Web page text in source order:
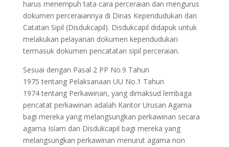
harus menempuh tata cara perceraian dan mengurus
dokumen perceraiannya di Dinas Kependudukan dan
Catatan Sipil (Disdukcapil). Disdukcapil didapuk untuk
melakukan pelayanan dokumen kependudukan
termasuk dokumen pencatatan sipil perceraian.
Sesuai dengan Pasal 2 PP No.9 Tahun
1975 tentang Pelaksanaan UU No.1 Tahun
1974 tentang Perkawinan, yang dimaksud lembaga
pencatat perkawinan adalah Kantor Urusan Agama
bagi mereka yang melangsungkan perkawinan secara
agama Islam dan Disdukcapil bagi mereka yang
melangsungkan perkawinan menurut agama non